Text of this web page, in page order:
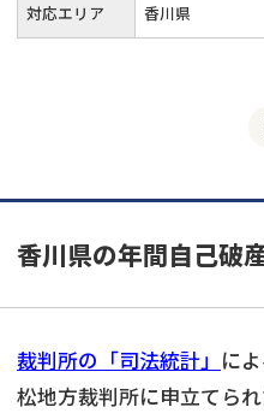
対応エリア 香川県
香川県の年間自己破
裁判所の「司法統計」 に
松地方裁判所に申立てら